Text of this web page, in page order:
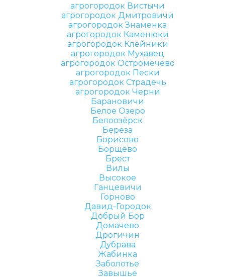
агрогородок Вистычи
агрогородок Дмитровичи
агрогородок Знаменка
агрогородок Каменюки
агрогородок Клейники
агрогородок Мухавец
агрогородок Остромечево
агрогородок Пески
агрогородок Страдечь
агрогородок Черни
Барановичи
Белое Озеро
Белоозёрск
Берёза
Борисово
Борщёво
Брест
Вилы
Высокое
Ганцевичи
Горново
Давид-Городок
Добрый Бор
Домачево
Дрогичин
Дубрава
Жабинка
Заболотье
Завышье